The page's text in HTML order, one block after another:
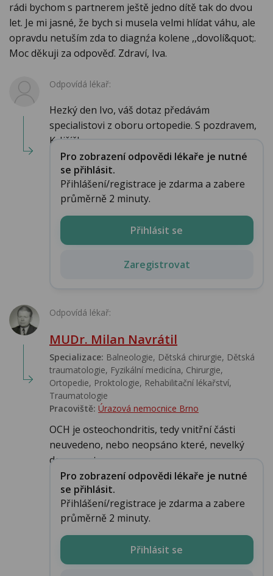
rádi bychom s partnerem ještě jedno dítě tak do dvou
let. Je mi jasné, že bych si musela velmi hlídat váhu, ale
opravdu netuším zda to diagnźa kolene ,,dovolí&quot;.
Moc děkuji za odpověď. Zdraví, Iva.
Odpovídá lékař:
Hezký den Ivo, váš dotaz předávám
specialistovi z oboru ortopedie. S pozdravem,
K. Jiříčkov...
Pro zobrazení odpovědi lékaře je nutné
se přihlásit.
Přihlášení/registrace je zdarma a zabere
průměrně 2 minuty.
Přihlásit se
Zaregistrovat
Odpovídá lékař:
MUDr. Milan Navrátil
Specializace: Balneologie, Dětská chirurgie, Dětská
traumatologie, Fyzikální medicína, Chirurgie,
Ortopedie, Proktologie, Rehabilitační lékařství‎,
Traumatologie
Pracoviště: Úrazová nemocnice Brno
OCH je osteochondritis, tedy vnitřní části
neuvedeno, nebo neopsáno které, nevelký
degenerat...
Pro zobrazení odpovědi lékaře je nutné
se přihlásit.
Přihlášení/registrace je zdarma a zabere
průměrně 2 minuty.
Přihlásit se